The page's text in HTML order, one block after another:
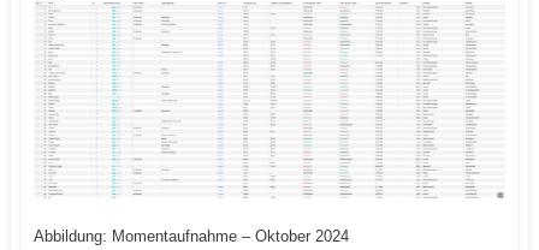
Abbildung: Momentaufnahme – Oktober 2024